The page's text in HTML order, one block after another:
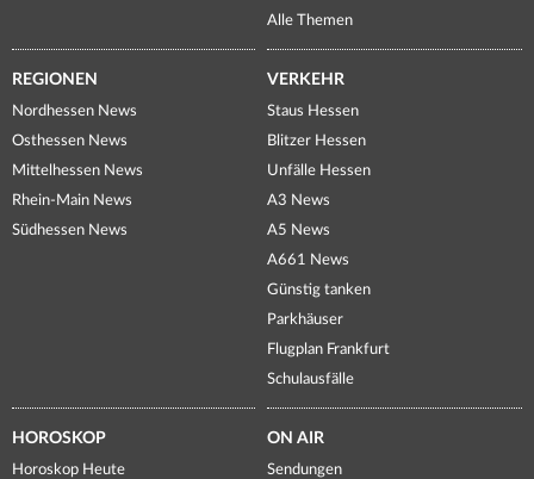
Alle Themen
REGIONEN
Nordhessen News
Osthessen News
Mittelhessen News
Rhein-Main News
Südhessen News
VERKEHR
Staus Hessen
Blitzer Hessen
Unfälle Hessen
A3 News
A5 News
A661 News
Günstig tanken
Parkhäuser
Flugplan Frankfurt
Schulausfälle
HOROSKOP
Horoskop Heute
ON AIR
Sendungen